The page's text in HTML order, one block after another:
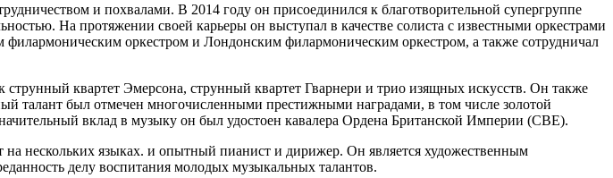
и похвалами. В 2014 году он присоединился к благотворительной супергруппе
На протяжении своей карьеры он выступал в качестве солиста с известными оркестрами
оркестром и Лондонским филармоническим оркестром, а также сотрудничал
квартет Эмерсона, струнный квартет Гварнери и трио изящных искусств. Он также
талант был отмечен многочисленными престижными наградами, в том числе золотой
вклад в музыку он был удостоен кавалера Ордена Британской Империи (CBE).
нескольких языках. и опытный пианист и дирижер. Он является художественным
делу воспитания молодых музыкальных талантов.